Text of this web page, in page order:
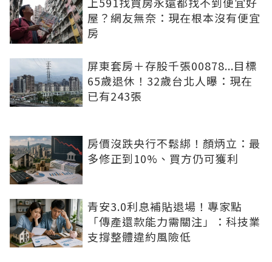
屋？網友無奈：現在根本沒有便宜
房
屏東套房＋存股千張00878...目標
65歲退休！32歲台北人曝：現在
已有243張
房價沒跌央行不鬆綁！顏炳立：最
多修正到10%、買方仍可獲利
青安3.0利息補貼退場！專家點
「傳產還款能力需關注」：科技業
支撐整體違約風險低